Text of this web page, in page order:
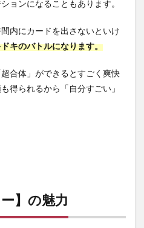
ョンになることもあります。
内にカードを出さないといけ
キのバトルになります。
合体」ができるとすごく爽快
得られるから「自分すごい」
】の魅力